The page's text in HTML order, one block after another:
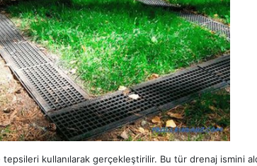
tepsileri kullanılarak gerçekleştirilir. Bu tür drenaj ismini